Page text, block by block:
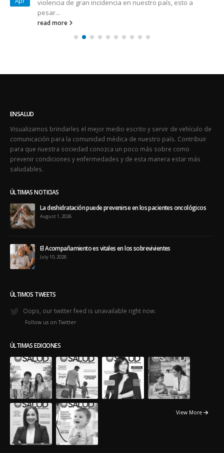
violencia de gran incidencia en nuestro país, esto a
pesar...
read more
ENSALUD
Visualizamos brindarles el mejor medio escrito y servir de vehículo de
comunicación para la comunidad médica de nuestro país. Contribuir
para que nuestra sociedad conozca un poco más sobre como
prevenir condiciones y enfermedades y de esta manera estar más
saludables.
ÚLTIMAS NOTICIAS
La deshidratación puede prevenirse en los pacientes oncológicos
August 1, 2026
El Acompañamiento es vitales en los sobrevivientes
July 10, 2026
ÚLTIMOS TWEETS
Oops, our twitter feed is unavailable right now.
Follow us on Twitter
ÚLTIMAS EDICIONES
View More